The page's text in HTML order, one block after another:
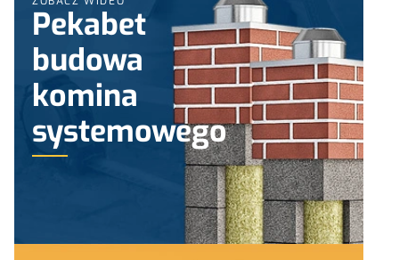
Pekabet
budowa
komina
systemowego